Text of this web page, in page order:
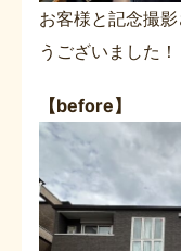
お客様と記念撮
うございました！
【before】